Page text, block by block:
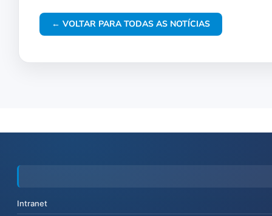
← VOLTAR PARA TODAS AS NOTÍCIAS
Intranet